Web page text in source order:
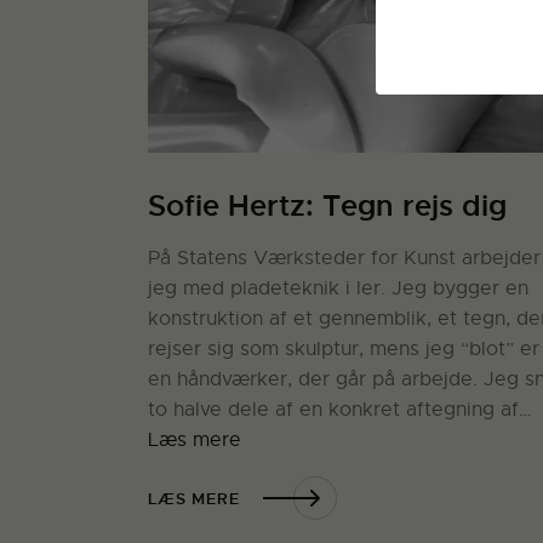
Sofie Hertz: Tegn rejs dig
På Statens Værksteder for Kunst arbejder
jeg med pladeteknik i ler. Jeg bygger en
konstruktion af et gennemblik, et tegn,
rejser sig som skulptur, mens jeg “blot” er
en håndværker, der går på arbejde. Jeg
to halve dele af en konkret aftegning af…
Læs mere
LÆS MERE